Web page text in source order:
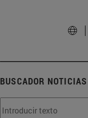
BUSCADOR NOTICIAS